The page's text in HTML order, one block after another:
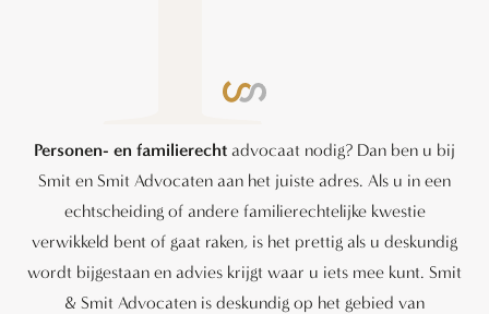
Personen- en familierecht advocaat nodig? Dan ben u bij
Smit en Smit Advocaten aan het juiste adres. Als u in een
echtscheiding of andere familierechtelijke kwestie
verwikkeld bent of gaat raken, is het prettig als u deskundig
wordt bijgestaan en advies krijgt waar u iets mee kunt. Smit
& Smit Advocaten is deskundig op het gebied van